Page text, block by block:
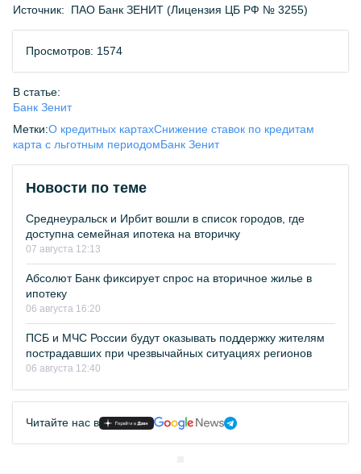
Источник: ПАО Банк ЗЕНИТ (Лицензия ЦБ РФ № 3255)
Просмотров: 1574
В статье:
Банк Зенит
Метки:О кредитных картахСнижение ставок по кредитам
карта с льготным периодомБанк Зенит
Новости по теме
Среднеуральск и Ирбит вошли в список городов, где
доступна семейная ипотека на вторичку
07 августа 12:13
Абсолют Банк фиксирует спрос на вторичное жилье в
ипотеку
06 августа 16:20
ПСБ и МЧС России будут оказывать поддержку жителям
пострадавших при чрезвычайных ситуациях регионов
06 августа 12:40
Читайте нас в